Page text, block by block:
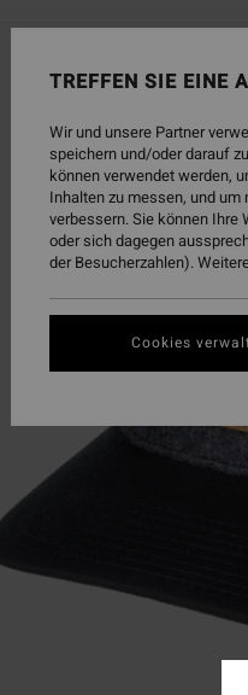
TREFFEN SIE EINE
Wir und unsere Partner
speichern und/oder darauf
können verwendet werden,
Inhalten zu messen, und
verbessern. Sie können Ihre
oder sich dagegen
der Besucherzahlen).
Cookies